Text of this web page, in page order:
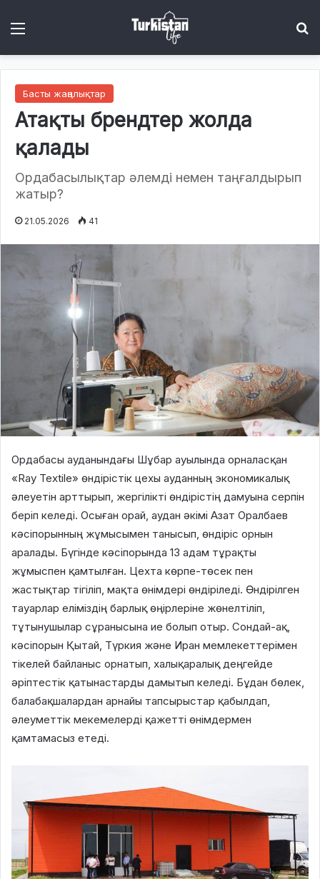
Басты жаңалықтар
Атақты брендтер жолда
қалады
Ордабасылықтар әлемді немен таңғалдырып
жатыр?
21.05.2026 41
Ордабасы ауданындағы Шұбар ауылында орналасқан
«Ray Textile» өндірістік цехы ауданның экономикалық
әлеуетін арттырып, жергілікті өндірістің дамуына серпін
беріп келеді. Осыған орай, аудан әкімі Азат Оралбаев
кәсіпорынның жұмысымен танысып, өндіріс орнын
аралады. Бүгінде кәсіпорында 13 адам тұрақты
жұмыспен қамтылған. Цехта көрпе-төсек пен
жастықтар тігіліп, мақта өнімдері өндіріледі. Өндірілген
тауарлар еліміздің барлық өңірлеріне жөнелтіліп,
тұтынушылар сұранысына ие болып отыр. Сондай-ақ,
кәсіпорын Қытай, Түркия және Иран мемлекеттерімен
тікелей байланыс орнатып, халықаралық деңгейде
әріптестік қатынастарды дамытып келеді. Бұдан бөлек,
балабақшалардан арнайы тапсырыстар қабылдап,
әлеуметтік мекемелерді қажетті өнімдермен
қамтамасыз етеді.